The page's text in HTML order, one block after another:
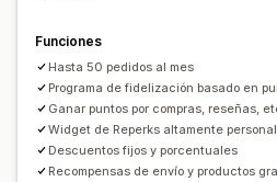
Gestión de descuentos
Herramienta de edición
Funciones
Hasta 50 pedidos al mes
Programa de fidelización basado en
Ganar puntos por compras, reseñas,
Widget de Reperks altamente
Descuentos fijos y porcentuales
Recompensas de envío y productos